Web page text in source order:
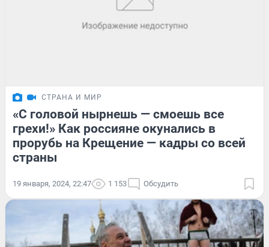
СТРАНА И МИР
«С головой нырнешь — смоешь все
грехи!» Как россияне окунались в
прорубь на Крещение — кадры со всей
страны
19 января, 2024, 22:47 1 153 Обсудить